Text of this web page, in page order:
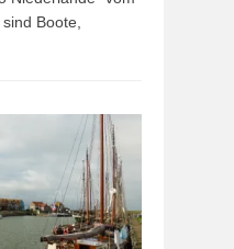
Boote,